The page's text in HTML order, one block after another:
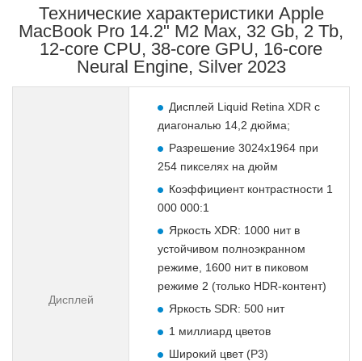
Технические характеристики Apple
MacBook Pro 14.2" M2 Max, 32 Gb, 2 Tb,
12‑core CPU, 38‑core GPU, 16‑core
Neural Engine, Silver 2023
Дисплей
Дисплей Liquid Retina XDR с
диагональю 14,2 дюйма;
Разрешение 3024x1964 при
254 пикселях на дюйм
Коэффициент контрастности 1
000 000:1
Яркость XDR: 1000 нит в
устойчивом полноэкранном
режиме, 1600 нит в пиковом
режиме 2 (только HDR-контент)
Яркость SDR: 500 нит
1 миллиард цветов
Широкий цвет (P3)